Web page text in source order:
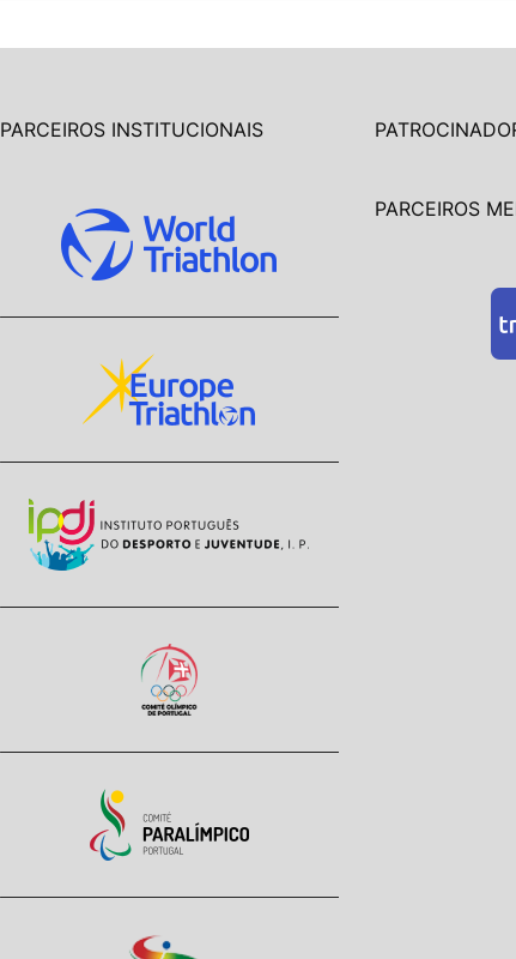
PARCEIROS INSTITUCIONAIS
PARCEIROS